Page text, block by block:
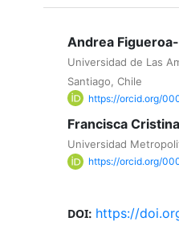
Andrea
Universidad de Las
Santiago, Chile
https://orcid.org/
Francisca
Universidad
https://orcid.org/
DOI: https://